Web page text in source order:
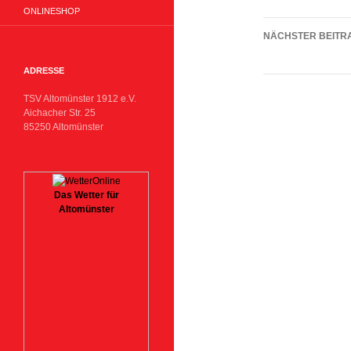
NÄCHSTER
ONLINESHOP
ADRESSE
TSV Altomünster 1912 e.V.
Aichacher Str. 25
85250 Altomünster
Das Wetter für
Altomünster